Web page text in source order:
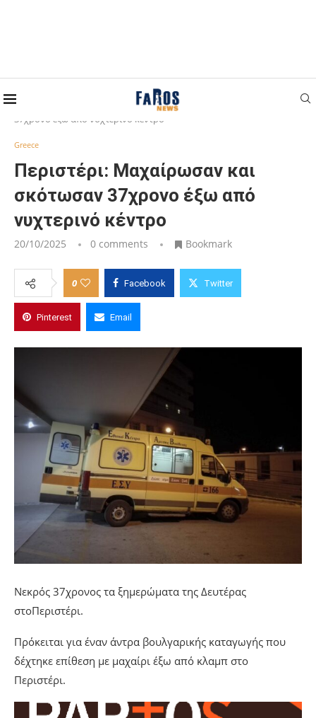
Home
Περιστέρι: Μαχαίρωσαν και σκότωσαν
37χρονο έξω από νυχτερινό κέντρο
Greece
Περιστέρι: Μαχαίρωσαν και
σκότωσαν 37χρονο έξω από
νυχτερινό κέντρο
20/10/2025 0 comments Bookmark
0 Facebook Twitter
Pinterest Email
Νεκρός 37χρονος τα ξημερώματα της Δευτέρας
στοΠεριστέρι.
Πρόκειται για έναν άντρα βουλγαρικής καταγωγής που
δέχτηκε επίθεση με μαχαίρι έξω από κλαμπ στο
Περιστέρι.